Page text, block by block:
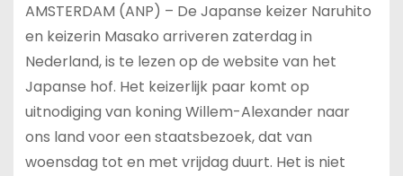
AMSTERDAM (ANP) – De Japanse keizer Naruhito
en keizerin Masako arriveren zaterdag in
Nederland, is te lezen op de website van het
Japanse hof. Het keizerlijk paar komt op
uitnodiging van koning Willem-Alexander naar
ons land voor een staatsbezoek, dat van
woensdag tot en met vrijdag duurt. Het is niet